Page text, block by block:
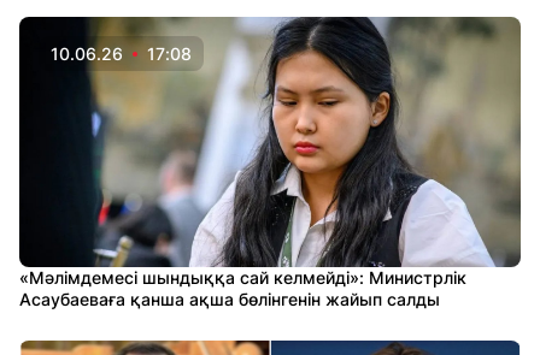
10.06.26 17:08
«Мәлімдемесі шындыққа сай келмейді»: Министрлік
Асаубаеваға қанша ақша бөлінгенін жайып салды